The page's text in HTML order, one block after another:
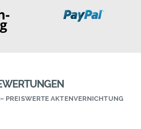
PREISWERTE AKTENVERNICHTUNG